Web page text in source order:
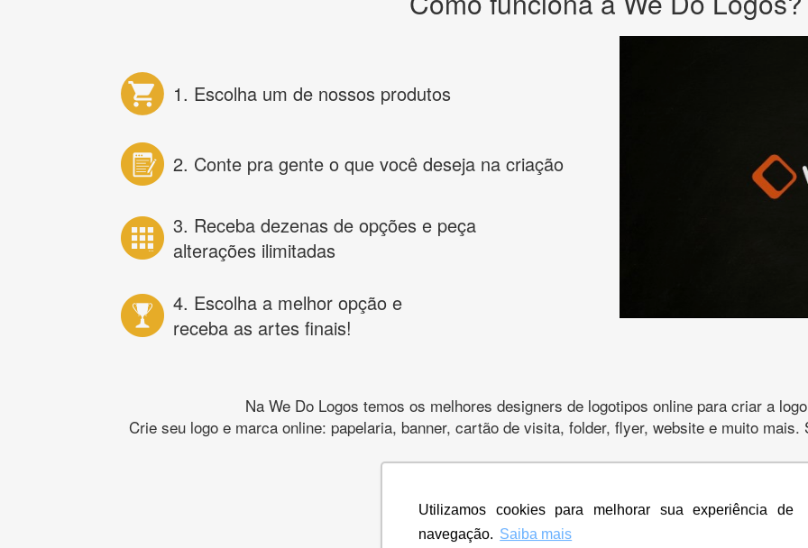
Utilizamos cookies para melhorar sua experiência de
navegação. Saiba mais
1. Escolha um de nossos produtos
2. Conte pra gente o que você deseja na criação
3. Receba dezenas de opções e peça
alterações ilimitadas
4. Escolha a melhor opção e
receba as artes finais!
Na We Do Logos temos os melhores designers de logotipos online para criar a
Crie seu logo e marca online: papelaria, banner, cartão de visita, folder, flyer, website e muito
CRIE SUA MARCA